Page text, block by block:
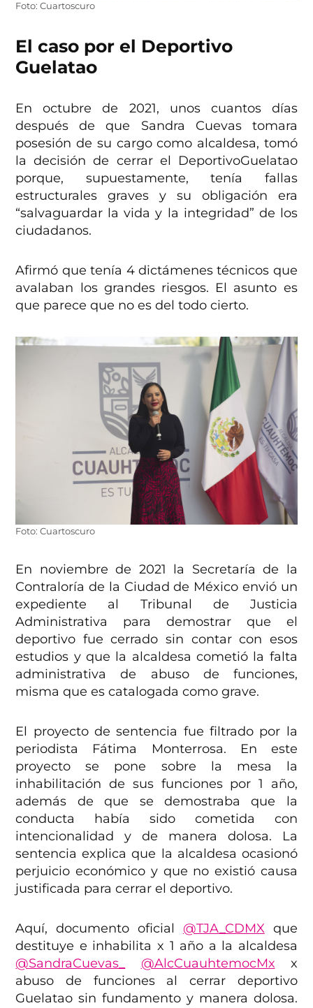
Foto: Cuartoscuro
El caso por el Deportivo
Guelatao
En octubre de 2021, unos cuantos días
después de que Sandra Cuevas tomara
posesión de su cargo como alcaldesa, tomó
la decisión de cerrar el DeportivoGuelatao
porque, supuestamente, tenía fallas
estructurales graves y su obligación era
“salvaguardar la vida y la integridad” de los
ciudadanos.
Afirmó que tenía 4 dictámenes técnicos que
avalaban los grandes riesgos. El asunto es
que parece que no es del todo cierto.
Foto: Cuartoscuro
En noviembre de 2021 la Secretaría de la
Contraloría de la Ciudad de México envió un
expediente al Tribunal de Justicia
Administrativa para demostrar que el
deportivo fue cerrado sin contar con esos
estudios y que la alcaldesa cometió la falta
administrativa de abuso de funciones,
misma que es catalogada como grave.
El proyecto de sentencia fue filtrado por la
periodista Fátima Monterrosa. En este
proyecto se pone sobre la mesa la
inhabilitación de sus funciones por 1 año,
además de que se demostraba que la
conducta había sido cometida con
intencionalidad y de manera dolosa. La
sentencia explica que la alcaldesa ocasionó
perjuicio económico y que no existió causa
justificada para cerrar el deportivo.
Aquí, documento oficial @TJA_CDMXque
destituye e inhabilita x 1 año a la alcaldesa
@SandraCuevas_
@AlcCuauhtemocMx x
abuso de funciones al cerrar deportivo
Guelatao sin fundamento y manera dolosa.